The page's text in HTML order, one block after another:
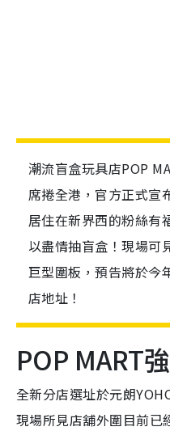
潮流盲盒玩具店POP
席捲全港，官方正式宣
居住在新界西的粉絲有
以盡情抽盲盒！現場可
巨型圍板，預告將於今
店地址！
POP MART
全新分店選址於元朗
現場所見店舖外圍目前已